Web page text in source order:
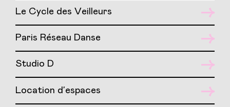
Le Cycle des Veilleurs
Paris Réseau Danse
Studio D
Location d’espaces